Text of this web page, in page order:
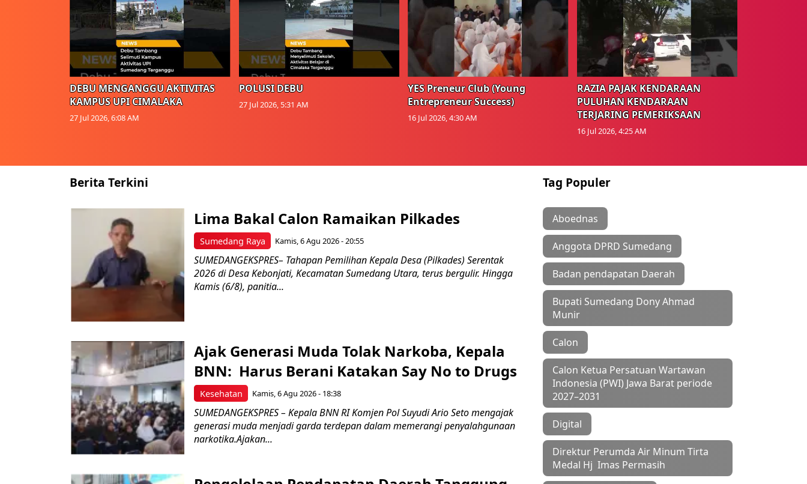
DEBU MENGANGGU AKTIVITAS
KAMPUS UPI CIMALAKA
27 Jul 2026, 6:08 AM
POLUSI DEBU
27 Jul 2026, 5:31 AM
YES Preneur Club (Young
Entrepreneur Success)
16 Jul 2026, 4:30 AM
RAZIA PAJAK KENDARAAN
PULUHAN KENDARAAN
TERJARING PEMERIKSAAN
16 Jul 2026, 4:25 AM
Berita Terkini
Sumedang Raya
Lima Bakal Calon Ramaikan Pilkades
Kamis, 6 Agu 2026 - 20:55
SUMEDANGEKSPRES– Tahapan Pemilihan Kepala Desa (Pilkades) Serentak
2026 di Desa Kebonjati, Kecamatan Sumedang Utara, terus bergulir. Hingga
Kamis (6/8), panitia...
Kesehatan
Ajak Generasi Muda Tolak Narkoba, Kepala
BNN: Harus Berani Katakan Say No to Drugs
Kamis, 6 Agu 2026 - 18:38
SUMEDANGEKSPRES – Kepala BNN RI Komjen Pol Suyudi Ario Seto mengajak
generasi muda menjadi garda terdepan dalam memerangi penyalahgunaan
narkotika.Ajakan...
Tag Populer
Aboednas
Anggota DPRD Sumedang
Badan pendapatan Daerah
Bupati Sumedang Dony Ahmad
Munir
Calon
Calon Ketua Persatuan Wartawan
Indonesia (PWI) Jawa Barat periode
2027–2031
Digital
Direktur Perumda Air Minum Tirta
Medal Hj Imas Permasih